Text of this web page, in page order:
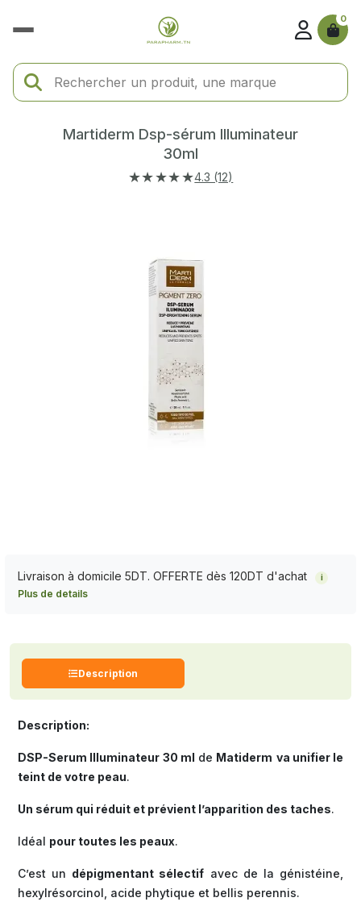
0
Martiderm Dsp-sérum Illuminateur
30ml
★★★★★4.3 (12)
Livraison à domicile 5DT. OFFERTE dès 120DT d'achat i
Plus de details
Description
Description:
DSP-Serum Illuminateur 30 ml de Matiderm va unifier le
teint de votre peau.
Un sérum qui réduit et prévient l’apparition des taches.
Idéal pour toutes les peaux.
C’est un dépigmentant sélectif avec de la génistéine,
hexylrésorcinol, acide phytique et bellis perennis.